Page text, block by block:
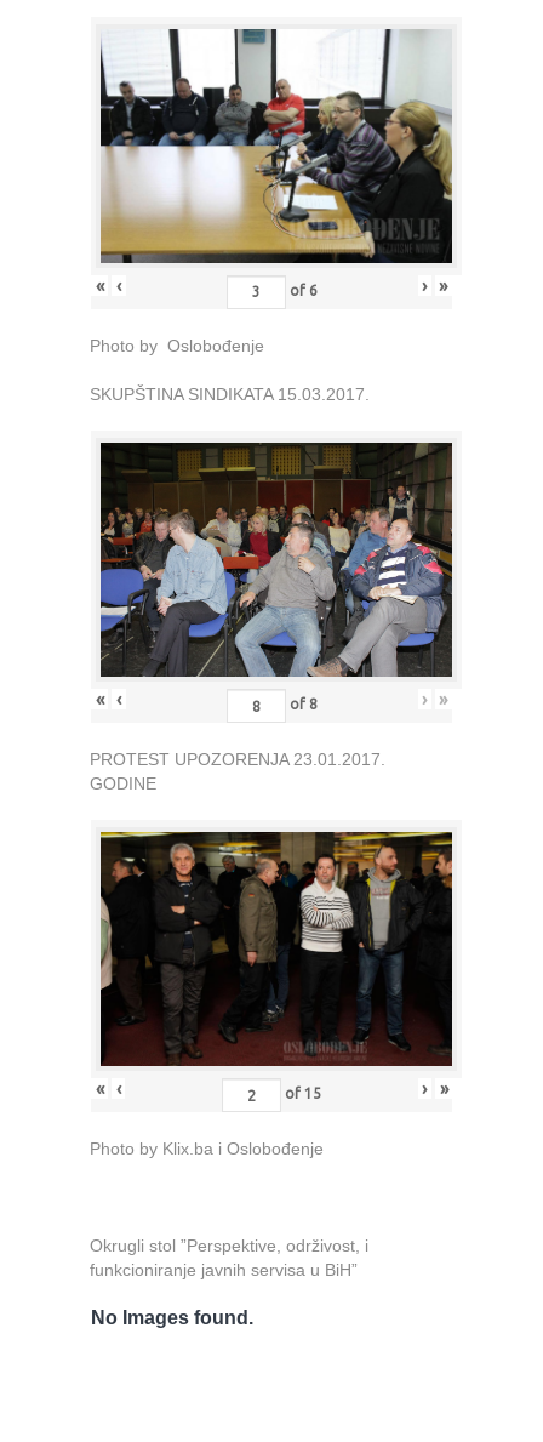
« ‹ of 6 › »
Photo by Oslobođenje
SKUPŠTINA SINDIKATA 15.03.2017.
« ‹ of 8 › »
PROTEST UPOZORENJA 23.01.2017.
GODINE
« ‹ of 15 › »
Photo by Klix.ba i Oslobođenje
Okrugli stol ”Perspektive, održivost, i
funkcioniranje javnih servisa u BiH”
No Images found.